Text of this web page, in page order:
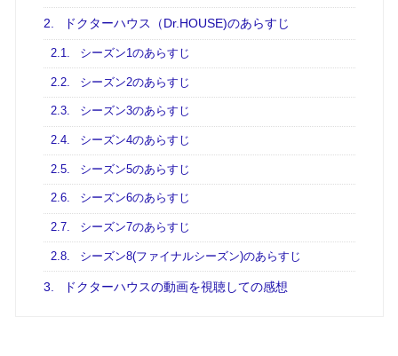
2. ドクターハウス（Dr.HOUSE)のあらすじ
2.1. シーズン1のあらすじ
2.2. シーズン2のあらすじ
2.3. シーズン3のあらすじ
2.4. シーズン4のあらすじ
2.5. シーズン5のあらすじ
2.6. シーズン6のあらすじ
2.7. シーズン7のあらすじ
2.8. シーズン8(ファイナルシーズン)のあらすじ
3. ドクターハウスの動画を視聴しての感想